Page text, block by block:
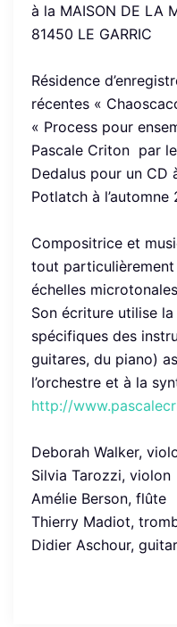
à la MAISON DE LA
81450 LE GARRIC
Résidence
récentes «
« Process pour
Pascale Criton par
Dedalus pour un CD
Potlatch à l’automne
Compositrice et
tout
échelles
Son écriture utilise
spécifiques des
guitares, du piano)
l’orchestre et à la
http://
Deborah Walker,
Silvia Tarozzi, violon
Amélie Berson, flûte
Thierry Madiot,
Didier Aschour,